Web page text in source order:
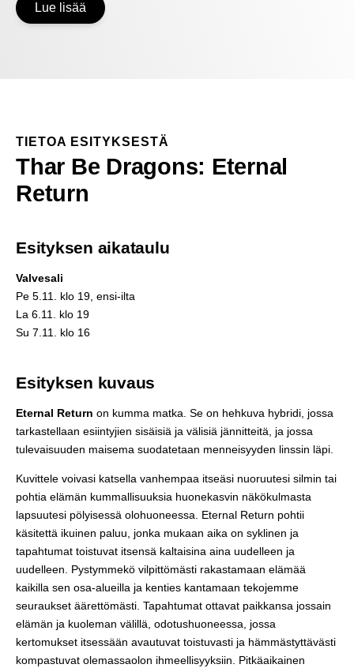
Lue lisää
TIETOA ESITYKSESTÄ
Thar Be Dragons: Eternal
Return
Esityksen aikataulu
Valvesali
Pe 5.11. klo 19, ensi-ilta
La 6.11. klo 19
Su 7.11. klo 16
Esityksen kuvaus
Eternal Return on kumma matka. Se on hehkuva hybridi, jossa
tarkastellaan esiintyjien sisäisiä ja välisiä jännitteitä, ja jossa
tulevaisuuden maisema suodatetaan menneisyyden linssin läpi.
Kuvittele voivasi katsella vanhempaa itseäsi nuoruutesi silmin tai
pohtia elämän kummallisuuksia huonekasvin näkökulmasta
lapsuutesi pölyisessä olohuoneessa. Eternal Return pohtii
käsitettä ikuinen paluu, jonka mukaan aika on syklinen ja
tapahtumat toistuvat itsensä kaltaisina aina uudelleen ja
uudelleen. Pystymmekö vilpittömästi rakastamaan elämää
kaikilla sen osa-alueilla ja kenties kantamaan tekojemme
seuraukset äärettömästi. Tapahtumat ottavat paikkansa jossain
elämän ja kuoleman välillä, odotushuoneessa, jossa
kertomukset itsessään avautuvat toistuvasti ja hämmästyttävästi
kompastuvat olemassaolon ihmeellisyyksiin. Pitkäaikainen